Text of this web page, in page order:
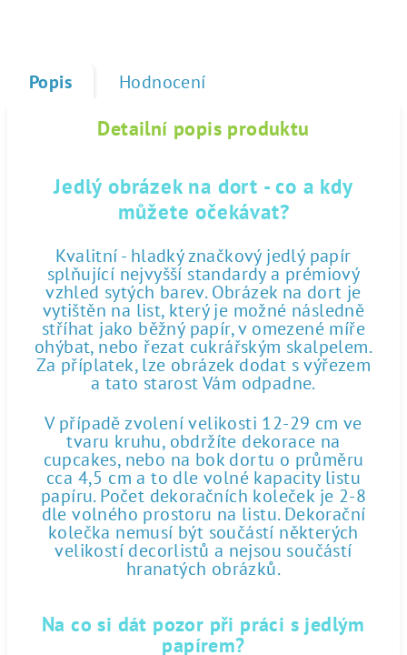
Popis Hodnocení
Detailní popis produktu
Jedlý obrázek na dort - co a kdy
můžete očekávat?
Kvalitní - hladký značkový jedlý papír
splňující nejvyšší standardy a prémiový
vzhled sytých barev. Obrázek na dort je
vytištěn na list, který je možné následně
stříhat jako běžný papír, v omezené míře
ohýbat, nebo řezat cukrářským skalpelem.
Za příplatek, lze obrázek dodat s výřezem
a tato starost Vám odpadne.
V případě zvolení velikosti 12-29 cm ve
tvaru kruhu, obdržíte dekorace na
cupcakes, nebo na bok dortu o průměru
cca 4,5 cm a to dle volné kapacity listu
papíru. Počet dekoračních koleček je 2-8
dle volného prostoru na listu. Dekorační
kolečka nemusí být součástí některých
velikostí decorlistů a nejsou součástí
hranatých obrázků.
Na co si dát pozor při práci s jedlým
papírem?